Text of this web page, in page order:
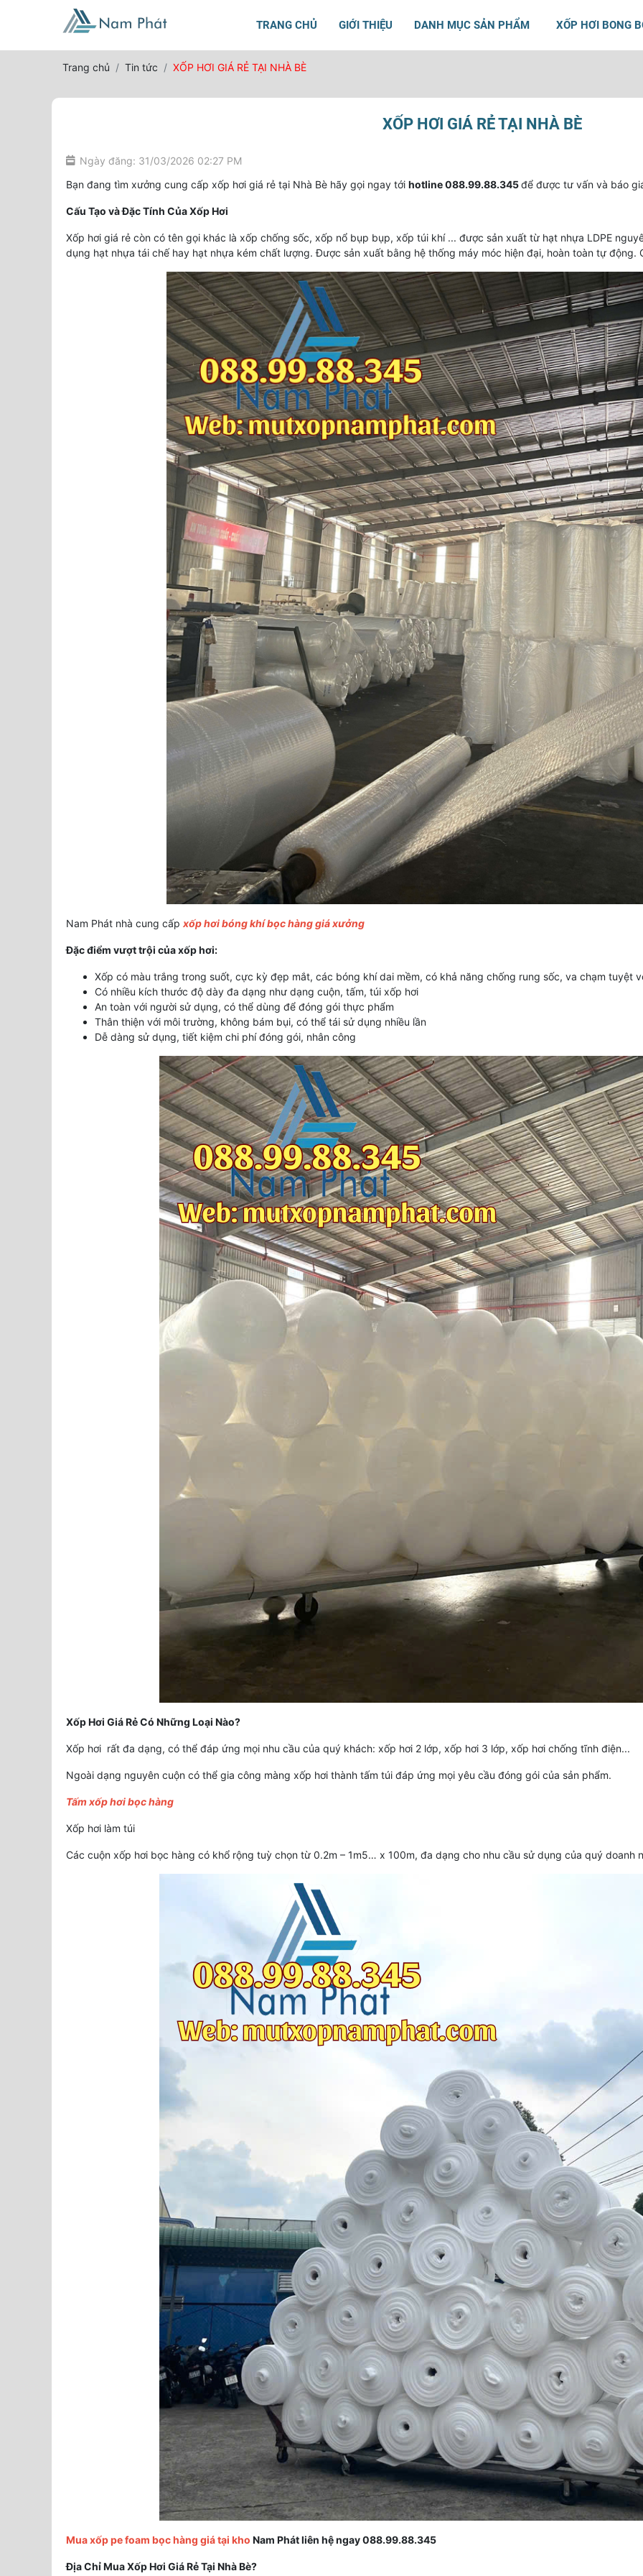
TRANG CHỦ GIỚI THIỆU DANH MỤC SẢN PHẨM XỐP HƠI BONG
Trang chủ Tin tức XỐP HƠI GIÁ RẺ TẠI NHÀ BÈ
XỐP HƠI GIÁ RẺ TẠI NHÀ BÈ
Ngày đăng: 31/03/2026 02:27 PM
Bạn đang tìm xưởng cung cấp xốp hơi giá rẻ tại Nhà Bè hãy gọi ngay tới hotline 088.99.88.345để được tư vấn và báo
Cấu Tạo và Đặc Tính Của Xốp Hơi
Xốp hơi giá rẻ còn có tên gọi khác là xốp chống sốc, xốp nổ bụp bụp, xốp túi khí ... được sản xuất từ hạt nhựa LDPE
dụng hạt nhựa tái chế hay hạt nhựa kém chất lượng. Được sản xuất bằng hệ thống máy móc hiện đại, hoàn toàn tự động.
Nam Phát nhà cung cấp xốp hơi bóng khí bọc hàng giá xưởng
Đặc điểm vượt trội của xốp hơi:
Xốp có màu trắng trong suốt, cực kỳ đẹp mắt, các bóng khí dai mềm, có khả năng chống rung sốc, va chạm tuyệt
Có nhiều kích thước độ dày đa dạng như dạng cuộn, tấm, túi xốp hơi
An toàn với người sử dụng, có thể dùng để đóng gói thực phẩm
Thân thiện với môi trường, không bám bụi, có thể tái sử dụng nhiều lần
Dễ dàng sử dụng, tiết kiệm chi phí đóng gói, nhân công
Xốp Hơi Giá Rẻ Có Những Loại Nào?
Xốp hơi rất đa dạng, có thể đáp ứng mọi nhu cầu của quý khách: xốp hơi 2 lớp, xốp hơi 3 lớp, xốp hơi chống tĩnh điện...
Ngoài dạng nguyên cuộn có thể gia công màng xốp hơi thành tấm túi đáp ứng mọi yêu cầu đóng gói của sản phẩm.
Tấm xốp hơi bọc hàng
Xốp hơi làm túi
Các cuộn xốp hơi bọc hàng có khổ rộng tuỳ chọn từ 0.2m – 1m5… x 100m, đa dạng cho nhu cầu sử dụng của quý doanh
Mua xốp pe foam bọc hàng giá tại kho Nam Phát liên hệ ngay 088.99.88.345
Địa Chỉ Mua Xốp Hơi Giá Rẻ Tại Nhà Bè?